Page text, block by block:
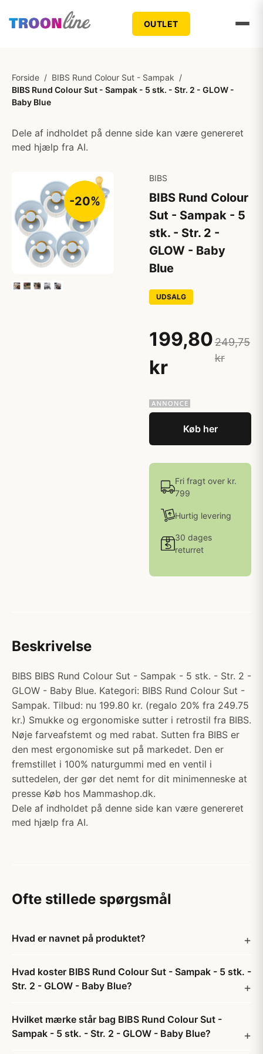
OUTLET
Forside / BIBS Rund Colour Sut - Sampak /
BIBS Rund Colour Sut - Sampak - 5 stk. - Str. 2 - GLOW -
Baby Blue
Dele af indholdet på denne side kan være genereret
med hjælp fra AI.
-20%
BIBS
BIBS Rund Colour
Sut - Sampak - 5
stk. - Str. 2 -
GLOW - Baby
Blue
UDSALG
199,80
kr
249,75
kr
Køb her
Fri fragt over kr.
799
Hurtig levering
30 dages
returret
Beskrivelse
BIBS BIBS Rund Colour Sut - Sampak - 5 stk. - Str. 2 -
GLOW - Baby Blue. Kategori: BIBS Rund Colour Sut -
Sampak. Tilbud: nu 199.80 kr. (regalo 20% fra 249.75
kr.) Smukke og ergonomiske sutter i retrostil fra BIBS.
Nøje farveafstemt og med rabat. Sutten fra BIBS er
den mest ergonomiske sut på markedet. Den er
fremstillet i 100% naturgummi med en ventil i
suttedelen, der gør det nemt for dit minimenneske at
presse Køb hos Mammashop.dk.
Dele af indholdet på denne side kan være genereret
med hjælp fra AI.
Ofte stillede spørgsmål
Hvad er navnet på produktet?
Hvad koster BIBS Rund Colour Sut - Sampak - 5 stk. -
Str. 2 - GLOW - Baby Blue?
Hvilket mærke står bag BIBS Rund Colour Sut -
Sampak - 5 stk. - Str. 2 - GLOW - Baby Blue?